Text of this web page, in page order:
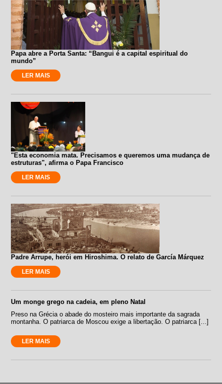
Papa abre a Porta Santa: “Bangui é a capital espiritual do
mundo”
LER MAIS
"Esta economia mata. Precisamos e queremos uma mudança de
estruturas", afirma o Papa Francisco
LER MAIS
Padre Arrupe, herói em Hiroshima. O relato de García Márquez
LER MAIS
Um monge grego na cadeia, em pleno Natal
Preso na Grécia o abade do mosteiro mais importante da sagrada
montanha. O patriarca de Moscou exige a libertação. O patriarca [...]
LER MAIS